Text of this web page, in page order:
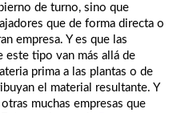
de turno, sino que
que de forma directa o
empresa. Y es que las
este tipo van más allá de
prima a las plantas o de
el material resultante. Y
muchas empresas que